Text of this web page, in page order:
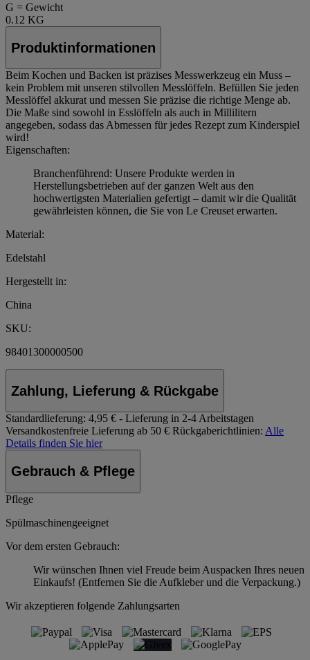
G = Gewicht
0.12 KG
Produktinformationen
Beim Kochen und Backen ist präzises Messwerkzeug ein Muss –
kein Problem mit unseren stilvollen Messlöffeln. Befüllen Sie jeden
Messlöffel akkurat und messen Sie präzise die richtige Menge ab.
Die Maße sind sowohl in Esslöffeln als auch in Millilitern
angegeben, sodass das Abmessen für jedes Rezept zum Kinderspiel
wird!
Eigenschaften:
Branchenführend: Unsere Produkte werden in
Herstellungsbetrieben auf der ganzen Welt aus den
hochwertigsten Materialien gefertigt – damit wir die Qualität
gewährleisten können, die Sie von Le Creuset erwarten.
Material:
Edelstahl
Hergestellt in:
China
SKU:
98401300000500
Zahlung, Lieferung & Rückgabe
Standardlieferung: 4,95 € - Lieferung in 2-4 Arbeitstagen
Versandkostenfreie Lieferung ab 50 € Rückgaberichtlinien: Alle
Details finden Sie hier
Gebrauch & Pflege
Pflege
Spülmaschinengeeignet
Vor dem ersten Gebrauch:
Wir wünschen Ihnen viel Freude beim Auspacken Ihres neuen
Einkaufs! (Entfernen Sie die Aufkleber und die Verpackung.)
Wir akzeptieren folgende Zahlungsarten